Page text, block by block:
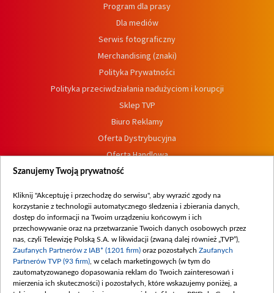
Program dla prasy
Dla mediów
Serwis fotograficzny
Merchandising (znaki)
Polityka Prywatności
Polityka przeciwdziałania nadużyciom i korupcji
Sklep TVP
Biuro Reklamy
Oferta Dystrybucyjna
Oferta Handlowa
Dostępność
Procedura zgłoszeń wewnętrznych
Szanujemy Twoją prywatność
Kliknij "Akceptuję i przechodzę do serwisu", aby wyrazić zgody na
korzystanie z technologii automatycznego śledzenia i zbierania danych,
dostęp do informacji na Twoim urządzeniu końcowym i ich
przechowywanie oraz na przetwarzanie Twoich danych osobowych przez
nas, czyli Telewizję Polską S.A. w likwidacji (zwaną dalej również „TVP”),
Zaufanych Partnerów z IAB* (1201 firm) oraz pozostałych Zaufanych
Partnerów TVP (93 firm) , w celach marketingowych (w tym do
zautomatyzowanego dopasowania reklam do Twoich zainteresowań i
mierzenia ich skuteczności) i pozostałych, które wskazujemy poniżej, a